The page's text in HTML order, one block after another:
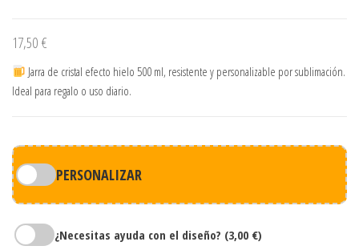
17,50 €
Jarra de cristal efecto hielo 500 ml, resistente y personalizable por sublimación.
Ideal para regalo o uso diario.
PERSONALIZAR
¿Necesitas ayuda con el diseño? (3,00 €)